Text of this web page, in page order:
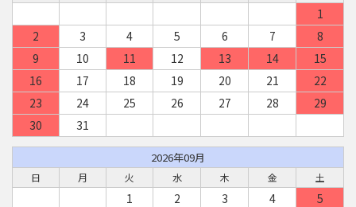
1
2
3 4 5 6 7
8
9
10 11 12 13 14
15
16
17 18 19 20 21
22
23
24 25 26 27 28
29
30
31
2026年09月
日 月 火 水 木 金 土
1 2 3 4
5